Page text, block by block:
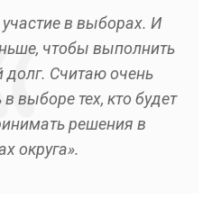
в выборах. И
чтобы выполнить
долг. Считаю очень
выборе тех, кто будет
решения в
округа».